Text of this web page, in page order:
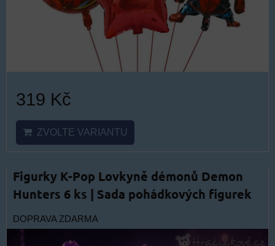
319 Kč
ZVOLTE VARIANTU
Figurky K-Pop Lovkyně démonů Demon
Hunters 6 ks | Sada pohádkových figurek
DOPRAVA ZDARMA